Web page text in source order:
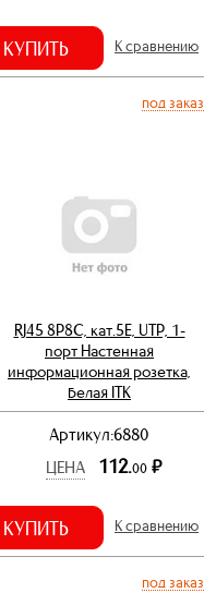
КУПИТЬ К сравнению
под заказ
RJ45 8P8C, кат.5Е, UTP, 1-
порт Настенная
информационная розетка,
белая ITK
Артикул:6880
ЦЕНА
112.00 р.
КУПИТЬ К сравнению
под заказ